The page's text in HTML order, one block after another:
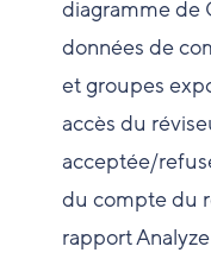
diagramme de
données de
et groupes
accès du
acceptée/
du compte du
rapport